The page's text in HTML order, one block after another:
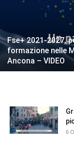
Fse+ 2021-2027,
formazione nelle
Ancona – VIDEO
6